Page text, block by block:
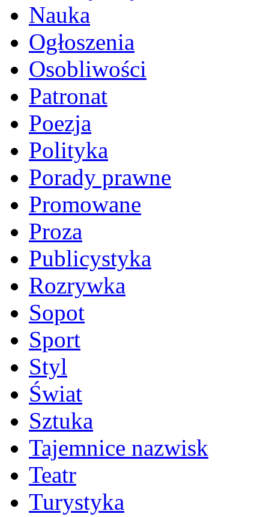
Nauka
Ogłoszenia
Osobliwości
Patronat
Poezja
Polityka
Porady prawne
Promowane
Proza
Publicystyka
Rozrywka
Sopot
Sport
Styl
Świat
Sztuka
Tajemnice nazwisk
Teatr
Turystyka